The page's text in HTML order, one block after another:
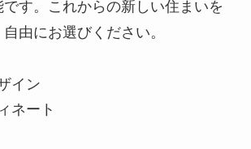
す。これからの新しい住まいを
由にお選びください。
イン
ネート